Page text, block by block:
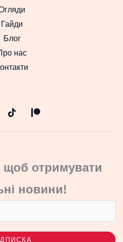
Гайди
Блог
нас
щоб отримувати
новини!